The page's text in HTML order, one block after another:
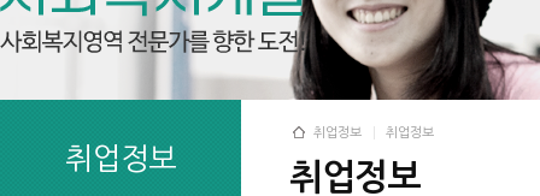
취업정보
취업정보 취업정보
취업정보